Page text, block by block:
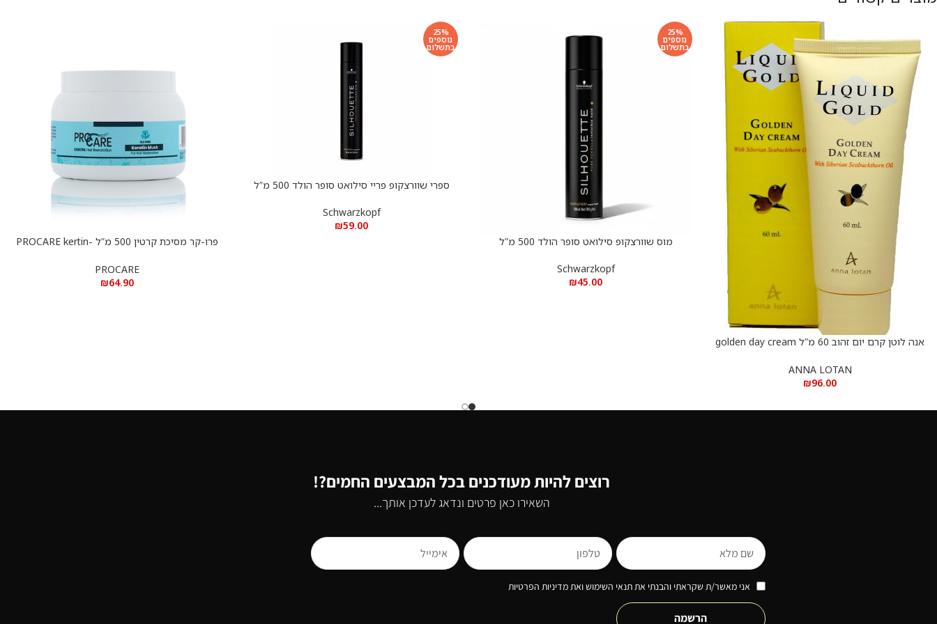
הוספה לסל
אנה לוטן קרם יום זהוב 60 מ”ל golden day cream
ANNA LOTAN
₪96.00
25%
נוספים
בתשלום
הוספה לסל
מוס שוורצקופ סילואט סופר הולד 500 מ”ל
Schwarzkopf
₪45.00
25%
נוספים
בתשלום
הוספה לסל
ספרי שוורצקופ פריי סילואט סופר הולד 500 מ”ל
Schwarzkopf
₪59.00
הוספה לסל
פרו-קר מסיכת קרטין 500 מ”ל -PROCARE kertin
PROCARE
₪64.90
רוצים להיות מעודכנים בכל המבצעים החמים?!
השאירו כאן פרטים ונדאג לעדכן אותך...
אני מאשר/ת שקראתי והבנתי את תנאי השימוש ואת מדיניות הפרטיות
הרשמה